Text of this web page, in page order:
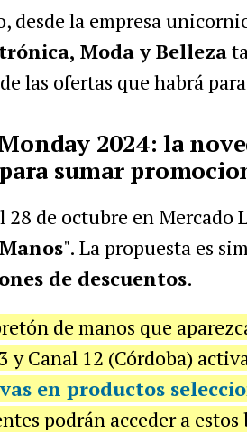
desde la empresa
Moda y Belleza
las ofertas que habrá
2024: la
sumar
28 de octubre en Mercado
". La propuesta es
de descuentos.
de manos que
y Canal 12 (Córdoba)
en productos
podrán acceder a